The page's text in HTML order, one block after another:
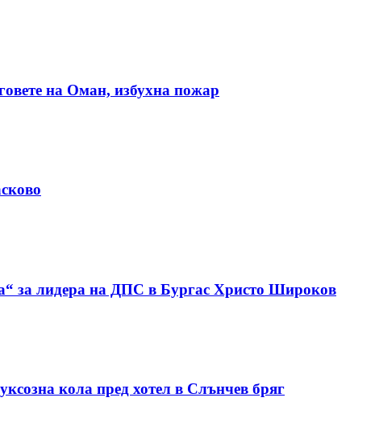
на Оман, избухна пожар
за лидера на ДПС в Бургас Христо Широков
кола пред хотел в Слънчев бряг